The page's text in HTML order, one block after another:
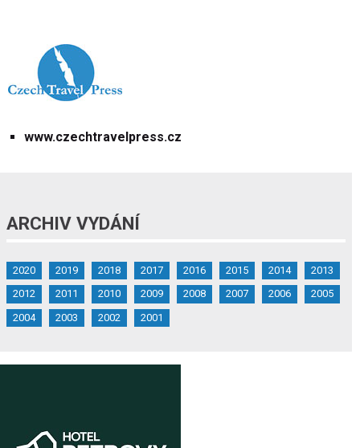
www.czechtravelpress.cz
ARCHIV VYDÁNÍ
2020 2019 2018 2017 2016 2015 2014
2013
2012
2011 2010 2009 2008 2007 2006
2005
2004
2003 2002 2001